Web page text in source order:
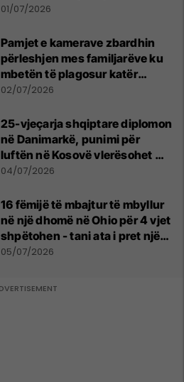
asnjë ditë"
01/07/2026
Pamjet e kamerave zbardhin
përleshjen mes familjarëve ku
mbetën të plagosur katër
persona
02/07/2026
25-vjeçarja shqiptare diplomon
në Danimarkë, punimi për
luftën në Kosovë vlerësohet me
notën më të lartë
04/07/2026
16 fëmijë të mbajtur të mbyllur
në një dhomë në Ohio për 4 vjet
shpëtohen - tani ata i pret një
sfidë e madhe
05/07/2026